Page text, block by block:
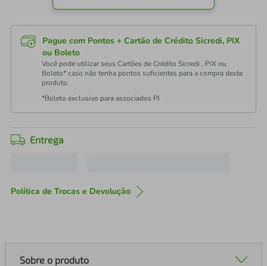
Pague com Pontos + Cartão de Crédito Sicredi, PIX
ou Boleto
Você pode utilizar seus Cartões de Crédito Sicredi , PIX ou
Boleto* caso não tenha pontos suficientes para a compra deste
produto.
*Boleto exclusivo para associados PJ
Entrega
Política de Trocas e Devolução
Sobre o produto